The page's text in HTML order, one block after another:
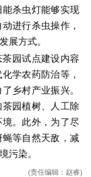
杀虫灯能够实现
进行杀虫操作，
展方式。
园试点建设内容
学农药防治等，
乡村产业振兴。
园植树、人工除
。此外，为了尽
等自然天敌，减
污染。
(责任编辑：赵睿)